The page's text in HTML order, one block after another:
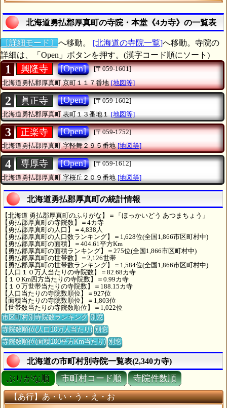
北海道勇払郡厚真町の寺院・本堂《4カ寺》の一覧表
〔詳細モード〕 へ移動。 [北海道の寺院一覧]へ移動。寺院の
詳細は、「Open」ボタンを押す。(漢字コード順にソート)
1 興隆寺 [Open]
[〒059-1601]
北海道勇払郡厚真町京町１１７番地 [地図等]
2 眞正寺 [Open]
[〒059-1602]
北海道勇払郡厚真町表町１３番地１ [地図等]
3 正楽寺 [Open]
[〒059-1752]
北海道勇払郡厚真町字軽舞２９５番地 [地図等]
4 専厚寺 [Open]
[〒059-1612]
北海道勇払郡厚真町 字桜丘２０９番地 [地図等]
北海道勇払郡厚真町の統計情報
【北海道 勇払郡厚真町のふりがな】＝「ほっかいどう あつまちょう」
【勇払郡厚真町の寺院数】＝4カ寺
【勇払郡厚真町の人口】＝4,838人
【勇払郡厚真町の人口数ランキング】＝1,628位(全国1,866市区町村中)
【勇払郡厚真町の面積】＝404.61平方Km
【勇払郡厚真町の面積ランキング】＝275位(全国1,866市区町村中)
【勇払郡厚真町の世帯数】＝2,126世帯
【勇払郡厚真町の世帯数ランキング】＝1,584位(全国1,866市区町村中)
【人口１０万人当たりの寺院数】＝82.68カ寺
【１０Km四方当たりの寺院数】＝0.99カ寺
【１０万世帯当たりの寺院数】＝188.15カ寺
【人口当たりの寺院数順位】＝927位
【面積当たりの寺院数順位】＝1,803位
【世帯数当たりの寺院数順位】＝1,022位
市区町村別寺院数ランキング 別窓
寺院数順位(人口10万人当たり) 別窓
寺院数順位(面積100平方Km当たり) 別窓
北海道の市町村別寺院一覧表(2,340カ寺)
ぶりがな順 市町村コード順 寺院件数順
【あ行】あ・い・う・え・お